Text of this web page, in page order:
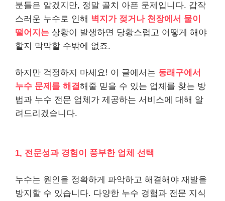
분들은 알겠지만, 정말 골치 아픈 문제입니다. 갑작
스러운 누수로 인해 벽지가 젖거나 천장에서 물이
떨어지는 상황이 발생하면 당황스럽고 어떻게 해야
할지 막막할 수밖에 없죠.
하지만 걱정하지 마세요! 이 글에서는 동래구에서
누수 문제를 해결 해줄 믿을 수 있는 업체를 찾는 방
법과 누수 전문 업체가 제공하는 서비스에 대해 알
려드리겠습니다.
1, 전문성과 경험이 풍부한 업체 선택
누수는 원인을 정확하게 파악하고 해결해야 재발을
방지할 수 있습니다. 다양한 누수 경험과 전문 지식